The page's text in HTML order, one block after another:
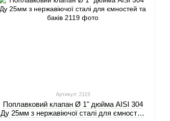
Артикул: 2119
Поплавковий клапан Ø 1" дюйма AISI 304
Ду 25мм з нержавіючої сталі для ємностей